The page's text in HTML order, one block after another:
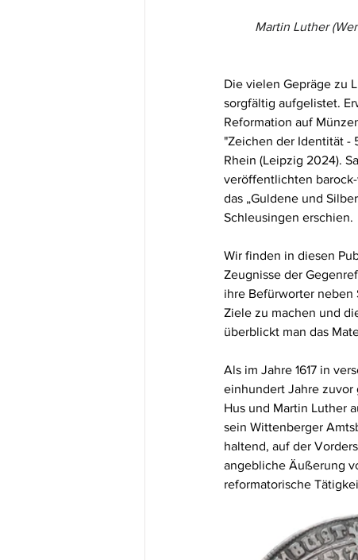
Martin Luther
Die vielen Gepräge zu
sorgfältig aufgelistet.
Reformation auf
"Zeichen der Identität -
Rhein (Leipzig 2024).
veröffentlichten
das „Guldene und
Schleusingen erschien.
Wir finden in diesen
Zeugnisse der
ihre Befürworter neben
Ziele zu machen und
überblickt man das
Als im Jahre 1617 in
einhundert Jahre zuvor
Hus und Martin Luther
sein Wittenberger
haltend, auf der
angebliche Äußerung
reformatorische